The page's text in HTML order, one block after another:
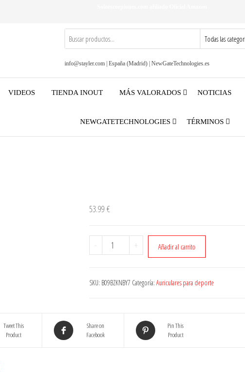
info@stayler.com | España (Madrid) | NewGateTechnologies.es
VIDEOS TIENDA INOUT MÁS VALORADOS NOTICIAS
NEWGATETECHNOLOGIES TÉRMINOS
53.99 €
- Cantidad + Añadir al carrito
SKU: B09BZKNBY7 Categoría: Auriculares para deporte
Tweet This
Product
Share on
Facebook
Pin This
Product